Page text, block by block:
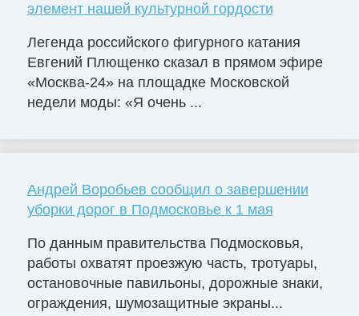
элемент нашей культурной гордости
Легенда российского фигурного катания
Евгений Плющенко сказал в прямом эфире
«Москва-24» на площадке Московской
недели моды: «Я очень ...
Андрей Воробьев сообщил о завершении
уборки дорог в Подмосковье к 1 мая
По данным правительства Подмосковья,
работы охватят проезжую часть, тротуары,
остановочные павильоны, дорожные знаки,
ограждения, шумозащитные экраны...